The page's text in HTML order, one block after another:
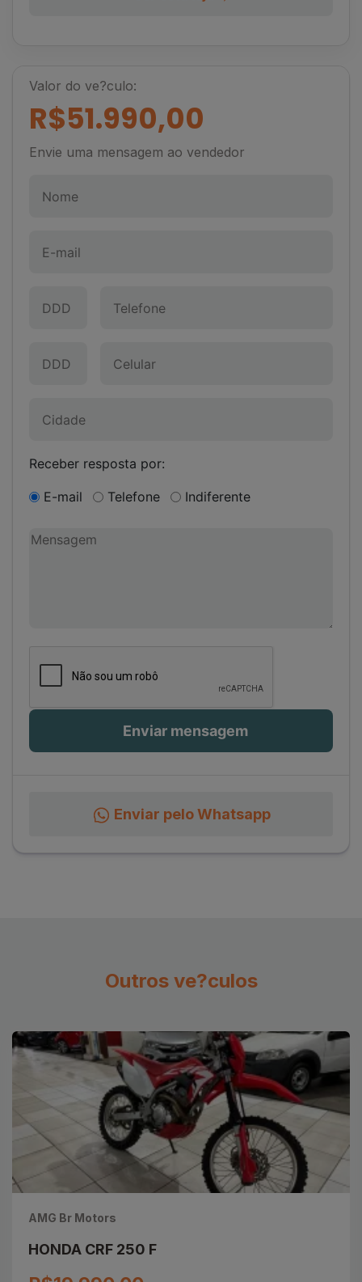
Valor do ve?culo:
R$51.990,00
Envie uma mensagem ao vendedor
Receber resposta por:
E-mail Telefone Indiferente
Enviar pelo Whatsapp
Outros ve?culos
AMG Br Motors
HONDA CRF 250 F